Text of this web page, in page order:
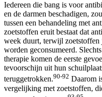
Iedereen die bang is voor
en de darmen beschadigen,
tussen een behandeling met
zoetstoffen eruit bestaat dat
week duurt, terwijl zoetstoffen
worden geconsumeerd.
therapie komen de eerste
tevoorschijn uit hun
teruggetrokken.90-92 Daarom
vergelijking met zoetstoffen,